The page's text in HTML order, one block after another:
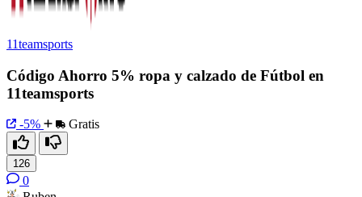
11teamsports
Código Ahorro 5% ropa y calzado de Fútbol en
11teamsports
-5% Gratis
126
0